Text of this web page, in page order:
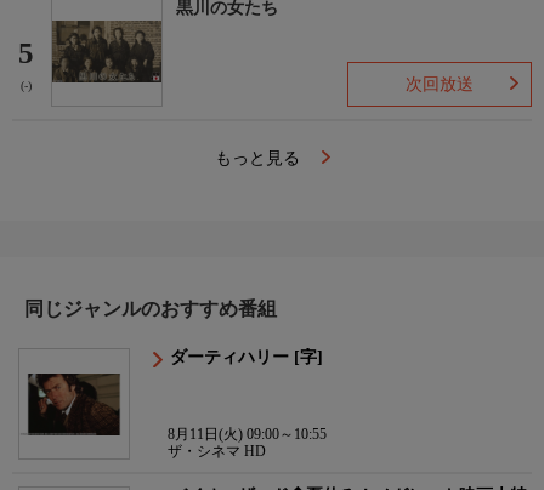
5
(-)
黒川の女たち
次回放送
もっと見る
同じジャンルのおすすめ番組
ダーティハリー [字]
8月11日(火) 09:00～10:55
ザ・シネマ HD